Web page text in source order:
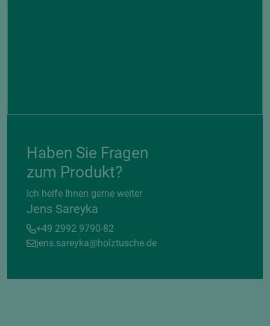
Haben Sie Fragen
zum Produkt?
Ich helfe Ihnen gerne weiter
Jens Sareyka
+49 2992 9790-82
jens.sareyka@holztusche.de